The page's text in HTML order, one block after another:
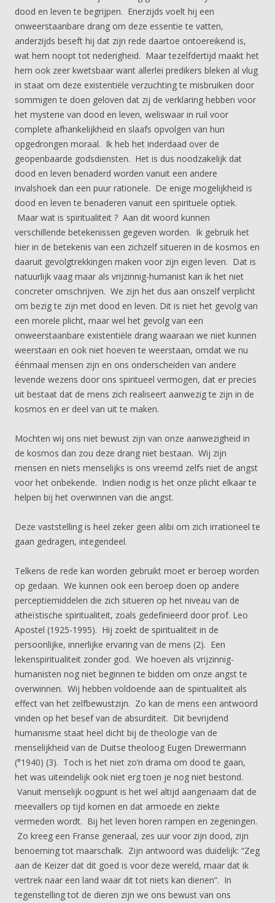
dood en leven te begrijpen. Enerzijds voelt hij een
onweerstaanbare drang om deze essentie te vatten,
anderzijds beseft hij dat zijn rede daartoe ontoereikend is,
wat hem noopt tot nederigheid. Maar tezelfdertijd maakt het
hem ook zeer kwetsbaar want allerlei predikers bleken al vlug
in staat om deze existentiële verzuchting te misbruiken door
sommigen te doen geloven dat zij de verklaring hebben voor
het mysterie van dood en leven, weliswaar in ruil voor
complete afhankelijkheid en slaafs opvolgen van hun
opgedrongen moraal. Ik heb het inderdaad over de
geopenbaarde godsdiensten. Het is dus noodzakelijk dat
dood en leven benaderd worden vanuit een andere
invalshoek dan een puur rationele. De enige mogelijkheid is
dood en leven te benaderen vanuit een spirituele optiek.
Maar wat is spiritualiteit ? Aan dit woord kunnen
verschillende betekenissen gegeven worden. Ik gebruik het
hier in de betekenis van een zichzelf situeren in de kosmos en
daaruit gevolgtrekkingen maken voor zijn eigen leven. Dat is
natuurlijk vaag maar als vrijzinnig-humanist kan ik het niet
concreter omschrijven. We zijn het dus aan onszelf verplicht
om bezig te zijn met dood en leven. Dit is niet het gevolg van
een morele plicht, maar wel het gevolg van een
onweerstaanbare existentiële drang waaraan we niet kunnen
weerstaan en ook niet hoeven te weerstaan, omdat we nu
éénmaal mensen zijn en ons onderscheiden van andere
levende wezens door ons spiritueel vermogen, dat er precies
uit bestaat dat de mens zich realiseert aanwezig te zijn in de
kosmos en er deel van uit te maken.
Mochten wij ons niet bewust zijn van onze aanwezigheid in
de kosmos dan zou deze drang niet bestaan. Wij zijn
mensen en niets menselijks is ons vreemd zelfs niet de angst
voor het onbekende. Indien nodig is het onze plicht elkaar te
helpen bij het overwinnen van die angst.
Deze vaststelling is heel zeker geen alibi om zich irrationeel te
gaan gedragen, integendeel.
Telkens de rede kan worden gebruikt moet er beroep worden
op gedaan. We kunnen ook een beroep doen op andere
perceptiemiddelen die zich situeren op het niveau van de
atheïstische spiritualiteit, zoals gedefinieerd door prof. Leo
Apostel (1925-1995). Hij zoekt de spiritualiteit in de
persoonlijke, innerlijke ervaring van de mens (2). Een
lekenspiritualiteit zonder god. We hoeven als vrijzinnig-
humanisten nog niet beginnen te bidden om onze angst te
overwinnen. Wij hebben voldoende aan de spiritualiteit als
effect van het zelfbewustzijn. Zo kan de mens een antwoord
vinden op het besef van de absurditeit. Dit bevrijdend
humanisme staat heel dicht bij de theologie van de
menselijkheid van de Duitse theoloog Eugen Drewermann
(°1940) (3). Toch is het niet zo’n drama om dood te gaan,
het was uiteindelijk ook niet erg toen je nog niet bestond.
Vanuit menselijk oogpunt is het wel altijd aangenaam dat de
meevallers op tijd komen en dat armoede en ziekte
vermeden wordt. Bij het leven horen rampen en zegeningen.
Zo kreeg een Franse generaal, zes uur voor zijn dood, zijn
benoeming tot maarschalk. Zijn antwoord was duidelijk: “Zeg
aan de Keizer dat dit goed is voor deze wereld, maar dat ik
vertrek naar een land waar dit tot niets kan dienen”. In
tegenstelling tot de dieren zijn we ons bewust van ons